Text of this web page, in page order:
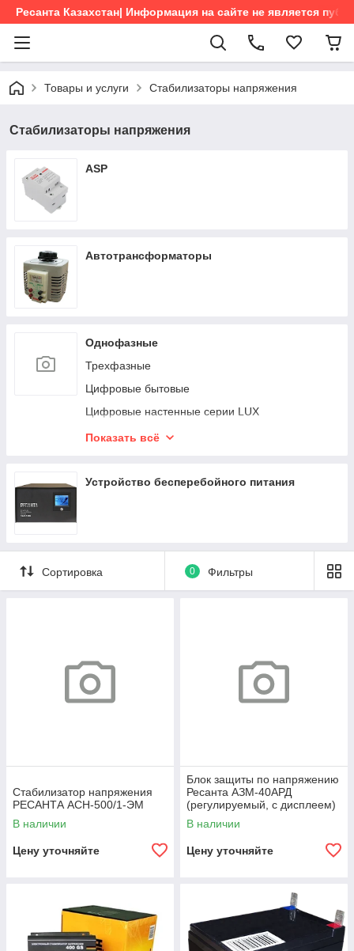
Ресанта Казахстан| Информация на сайте не является
Товары и услуги Стабилизаторы напряжения
Стабилизаторы напряжения
АSP
Автотрансформаторы
Однофазные
Трехфазные
Цифровые бытовые
Цифровые настенные серии LUX
Цифровые пониженного напряжения
Электронного типа с цифровым дисплеем
Показать всё
Устройство бесперебойного питания
Сортировка 0 Фильтры
Стабилизатор напряжения
РЕСАНТА АСН-500/1-ЭМ
В наличии
Цену уточняйте
Блок защиты по напряжению
Ресанта АЗМ-40АРД
(регулируемый, с дисплеем)
В наличии
Цену уточняйте